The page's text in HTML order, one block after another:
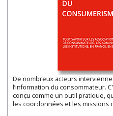
De nombreux acteurs
l’information du consommateur.
conçu comme un outil pratique,
les coordonnées et les missions